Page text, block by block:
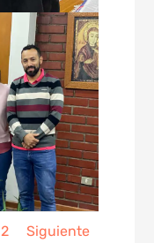
2 Siguiente